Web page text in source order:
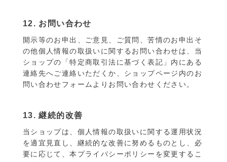
12. お問い合わせ
開示等のお申出、ご意見、ご質問、苦情のお申出そ
の他個人情報の取扱いに関するお問い合わせは、当
ショップの「特定商取引法に基づく表記」内にある
連絡先へご連絡いただくか、ショップページ内のお
問い合わせフォームよりお問い合わせください。
13. 継続的改善
当ショップは、個人情報の取扱いに関する運用状況
を適宜見直し、継続的な改善に努めるものとし、必
要に応じて、本プライバシーポリシーを変更するこ